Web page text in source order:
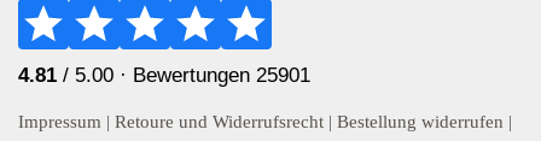
4.81 / 5.00 · Bewertungen 25901
Impressum | Retoure und Widerrufsrecht | Bestellung widerrufen |